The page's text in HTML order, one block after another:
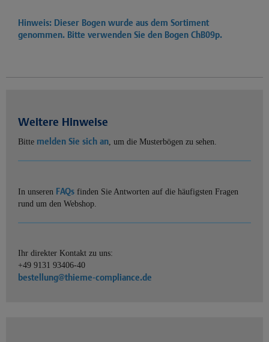
Hinweis: Dieser Bogen wurde aus dem Sortiment
genommen. Bitte verwenden Sie den Bogen ChB09p.
Weitere Hinweise
Bitte melden Sie sich an, um die Musterbögen zu sehen.
In unseren FAQs finden Sie Antworten auf die häufigsten Fragen
rund um den Webshop.
Ihr direkter Kontakt zu uns:
+49 9131 93406-40
bestellung@thieme-compliance.de